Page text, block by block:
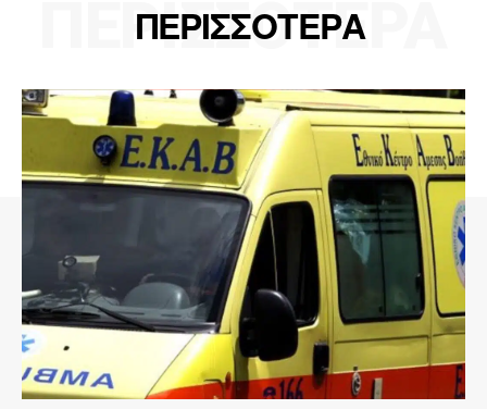
ΠΕΡΙΣΣΟΤΕΡΑ
ΠΕΡΙΣΣΟΤΕΡΑ